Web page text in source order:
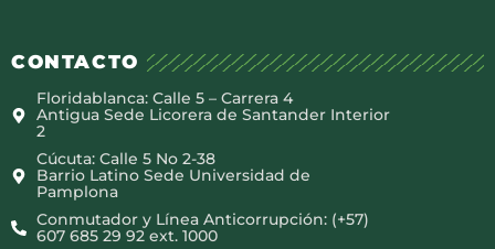
CONTACTO
Floridablanca: Calle 5 – Carrera 4
Antigua Sede Licorera de Santander Interior
2
Cúcuta: Calle 5 No 2-38
Barrio Latino Sede Universidad de
Pamplona
Conmutador y Línea Anticorrupción: (+57)
607 685 29 92 ext. 1000